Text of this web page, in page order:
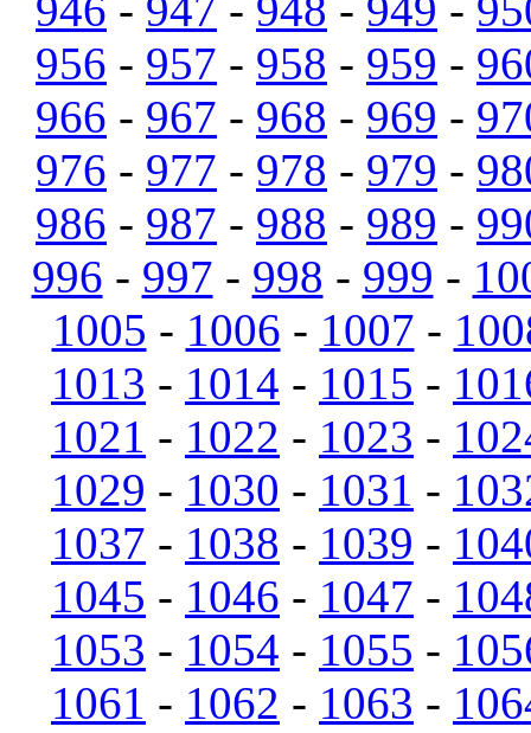
956 - 957 - 958 - 959 -
966 - 967 - 968 - 969 -
976 - 977 - 978 - 979 -
986 - 987 - 988 - 989 -
996 - 997 - 998 - 999 -
1005 - 1006 - 1007 -
1013 - 1014 - 1015 -
1021 - 1022 - 1023 -
1029 - 1030 - 1031 -
1037 - 1038 - 1039 -
1045 - 1046 - 1047 -
1053 - 1054 - 1055 -
1061 - 1062 - 1063 -